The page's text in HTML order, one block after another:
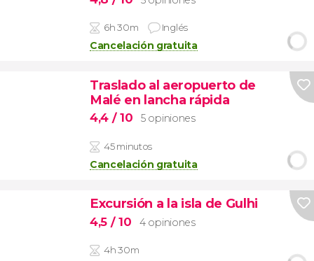
6h 30m Inglés
Cancelación gratuita
Traslado al aeropuerto de
Malé en lancha rápida
4,4 / 10 5 opiniones
45 minutos
Cancelación gratuita
Excursión a la isla de Gulhi
4,5 / 10 4 opiniones
4h 30m